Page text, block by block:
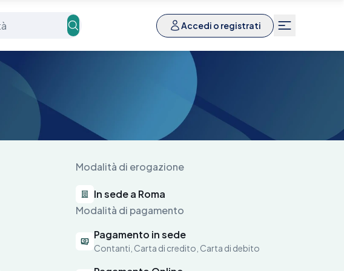
Accedi o registrati
Modalità di erogazione
In sede a Roma
Modalità di pagamento
Pagamento in sede
Contanti, Carta di credito, Carta di debito